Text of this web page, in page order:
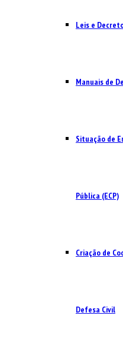
Leis e
Manuais de
Situação de
Pública (ECP)
Criação de
Defesa Civil